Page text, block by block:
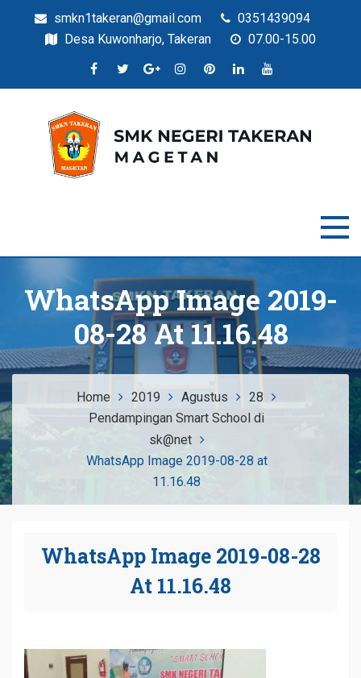
smkn1takeran@gmail.com
0351439094
Desa Kuwonharjo, Takeran
07.00-15.00
Situs Resmi SMKN Takeran
WhatsApp Image 2019-
08-28 At 11.16.48
Home 2019 Agustus
28
Pendampingan Smart School di
sk@net
WhatsApp Image 2019-08-28 at
11.16.48
WhatsApp Image 2019-08-28
At 11.16.48